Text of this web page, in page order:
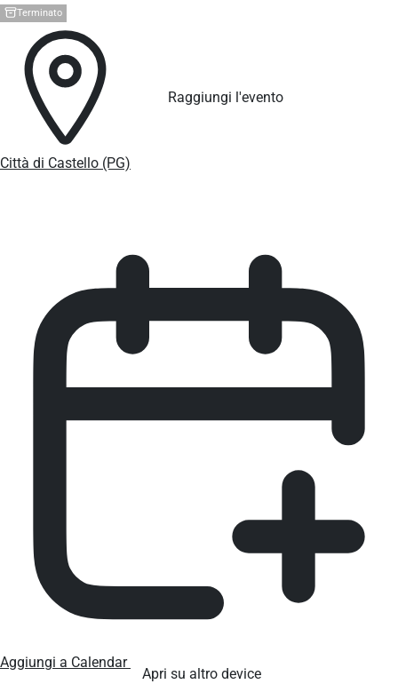
Terminato
Città di Castello (PG)
Raggiungi l'evento
Aggiungi a Calendar
Apri su altro device